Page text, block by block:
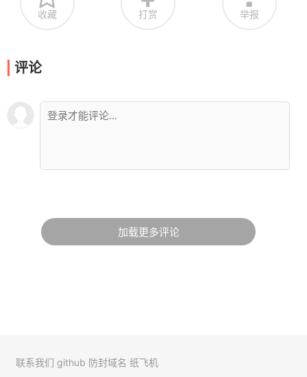
收藏 打赏 举报
评论
加载更多评论
联系我们 github 防封域名 纸飞机